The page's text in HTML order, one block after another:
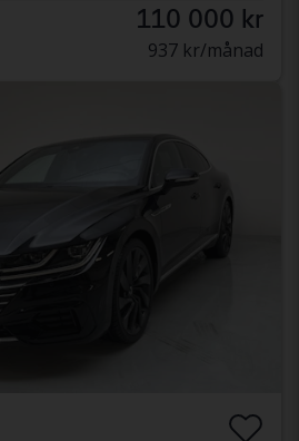
110 000 kr
937 kr/månad